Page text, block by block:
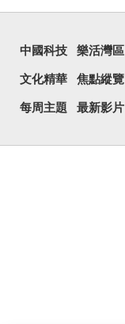
中國科技 樂活灣區
文化精華 焦點縱覽
每周主題 最新影片